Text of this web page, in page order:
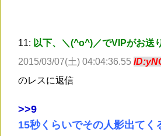
11: 以下、＼(^o^)／でVIPがお送
2015/03/07(土) 04:04:36.55
のレスに返信
>>9
15秒くらいでその人影出てく